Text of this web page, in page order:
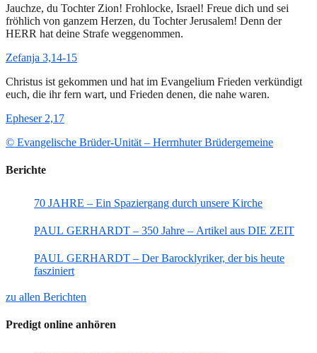
Jauchze, du Tochter Zion! Frohlocke, Israel! Freue dich und sei
fröhlich von ganzem Herzen, du Tochter Jerusalem! Denn der
HERR hat deine Strafe weggenommen.
Zefanja 3,14-15
Christus ist gekommen und hat im Evangelium Frieden verkündigt
euch, die ihr fern wart, und Frieden denen, die nahe waren.
Epheser 2,17
© Evangelische Brüder-Unität – Herrnhuter Brüdergemeine
Berichte
70 JAHRE – Ein Spaziergang durch unsere Kirche
PAUL GERHARDT – 350 Jahre – Artikel aus DIE ZEIT
PAUL GERHARDT – Der Barocklyriker, der bis heute
fasziniert
zu allen Berichten
Predigt online anhören